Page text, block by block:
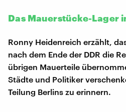
Das Mauerstücke-Lager
Ronny Heidenreich erzählt,
nach dem Ende der DDR die
übrigen Mauerteile
Städte und Politiker
Teilung Berlins zu erinnern.